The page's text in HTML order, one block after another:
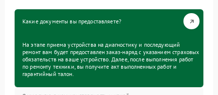
Какие документы вы предоставляете?
На этапе приема устройства на диагностику и последующий
ремонт вам будет предоставлен заказ-наряд с указанием страховых
обязательств на ваше устройство. Далее, после выполнения работ
по ремонту техники, вы получите акт выполненных работ и
гарантийный талон.